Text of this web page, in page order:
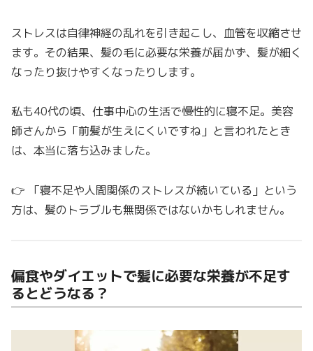
ストレスは自律神経の乱れを引き起こし、血管を収縮させ
ます。その結果、髪の毛に必要な栄養が届かず、髪が細く
なったり抜けやすくなったりします。
私も40代の頃、仕事中心の生活で慢性的に寝不足。美容
師さんから「前髪が生えにくいですね」と言われたとき
は、本当に落ち込みました。
👉 「寝不足や人間関係のストレスが続いている」という
方は、髪のトラブルも無関係ではないかもしれません。
偏食やダイエットで髪に必要な栄養が不足す
るとどうなる？